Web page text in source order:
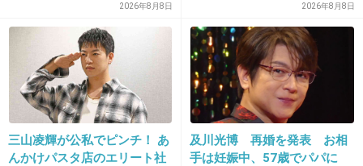
23. 匿名2026/07/08(水) 00:05:48
JOお誕生日おめでとう〜
+38 -8
2026年8月8日 2026年8月8日
三山凌輝が公私でピンチ！ あ
んかけパスタ店のエリート社
及川光博 再婚を発表 お相
手は妊娠中、57歳でパパに